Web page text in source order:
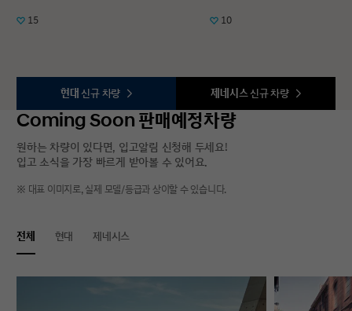
15 10
현대 신규 차량 제네시스 신규 차량
Coming Soon 판매예정차량
원하는 차량이 있다면, 입고알림 신청해 두세요!
입고 소식을 가장 빠르게 받아볼 수 있어요.
※ 대표 이미지로, 실제 모델/등급과 상이할 수 있습니다.
전체 현대 제네시스